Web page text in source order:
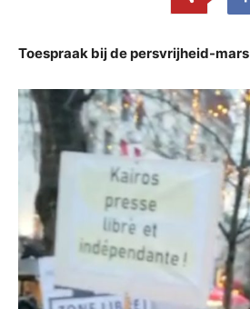
Toespraak bij de persvrijheid-mars